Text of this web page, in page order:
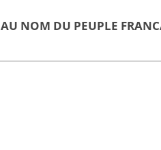
AU NOM DU PEUPLE